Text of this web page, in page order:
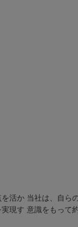
活か
現す
当社は、自ら
意識をもって